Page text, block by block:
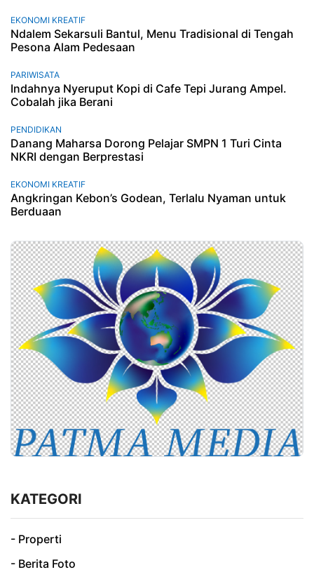
EKONOMI KREATIF
Ndalem Sekarsuli Bantul, Menu Tradisional di Tengah
Pesona Alam Pedesaan
PARIWISATA
Indahnya Nyeruput Kopi di Cafe Tepi Jurang Ampel.
Cobalah jika Berani
PENDIDIKAN
Danang Maharsa Dorong Pelajar SMPN 1 Turi Cinta
NKRI dengan Berprestasi
EKONOMI KREATIF
Angkringan Kebon’s Godean, Terlalu Nyaman untuk
Berduaan
KATEGORI
- Properti
- Berita Foto